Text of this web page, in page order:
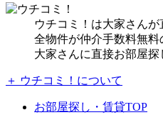
ウチコミ！は大家さん
全物件が仲介手数料無料
大家さんに直接お部屋探
＋ ウチコミ！について
お部屋探し・賃貸TOP